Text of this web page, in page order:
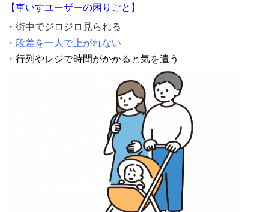
【車いすユーザーの困りごと】
・街中でジロジロ見られる
・ 段差を一人で上がれない
・行列やレジで時間がかかると気を遣う